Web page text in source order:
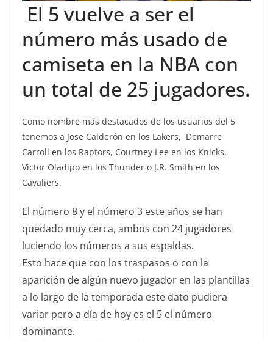
El 5 vuelve a ser el
número más usado de
camiseta en la NBA con
un total de 25 jugadores.
Como nombre más destacados de los usuarios del 5
tenemos a Jose Calderón en los Lakers, Demarre
Carroll en los Raptors, Courtney Lee en los Knicks,
Victor Oladipo en los Thunder o J.R. Smith en los
Cavaliers.
El número 8 y el número 3 este años se han
quedado muy cerca, ambos con 24 jugadores
luciendo los números a sus espaldas.
Esto hace que con los traspasos o con la
aparición de algún nuevo jugador en las plantillas
a lo largo de la temporada este dato pudiera
variar pero a día de hoy es el 5 el número
dominante.